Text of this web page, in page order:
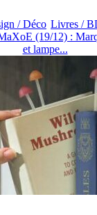
/ Déco Livres /
(19/12) :
et lampe...